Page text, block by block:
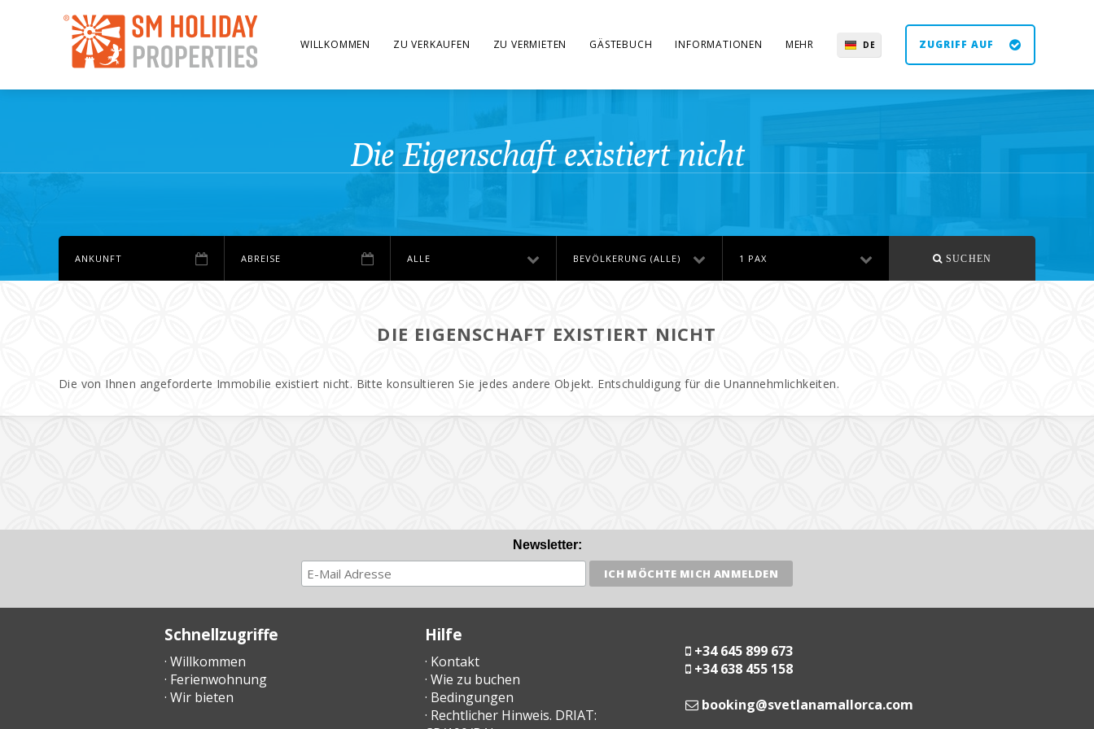
WILLKOMMEN ZU VERKAUFEN ZU VERMIETEN GÄSTEBUCH INFORMATIONEN MEHR DE ZUGRIFF AUF
Die Eigenschaft existiert nicht
ALLE BEVÖLKERUNG (ALLE) 1 PAX SUCHEN
DIE EIGENSCHAFT EXISTIERT NICHT
Die von Ihnen angeforderte Immobilie existiert nicht. Bitte konsultieren Sie jedes andere Objekt. Entschuldigung für die Unannehmlichkeiten.
Newsletter:
Schnellzugriffe
· Willkommen
· Ferienwohnung
· Wir bieten
Hilfe
· Kontakt
· Wie zu buchen
· Bedingungen
· Rechtlicher Hinweis. DRIAT:
+34 645 899 673
+34 638 455 158
moc.acrollamanaltevs@gnikoob